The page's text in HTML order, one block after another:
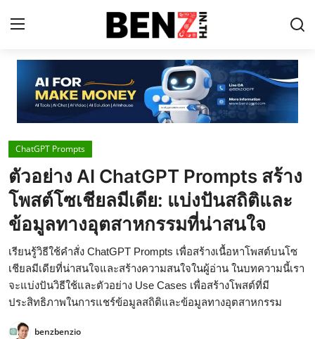
Home
Contact
AI Tools
ChatGPT Prompts
ข่าว AI รอบโลก
ThaiGPT Builder
คอร์สเรียน ChatGPT
ChatGPT Prompts
ตัวอย่าง AI ChatGPT Prompts สร้าง
โพสต์โซเชียลมีเดีย: แบ่งปันสถิติและ
ข้อมูลทางอุตสาหกรรมที่น่าสนใจ
เรียนรู้วิธีใช้คำสั่ง ChatGPT Prompts เพื่อสร้างเนื้อหาโพสต์บนโซ
เชียลมีเดียที่น่าสนใจและสร้างความสนใจในผู้อ่าน ในบทความนี้เรา
จะแบ่งปันวิธีใช้และตัวอย่าง Use Cases เพื่อสร้างโพสต์ที่มี
ประสิทธิภาพในการแชร์ข้อมูลสถิติและข้อมูลทางอุตสาหกรรม
benzbenzio